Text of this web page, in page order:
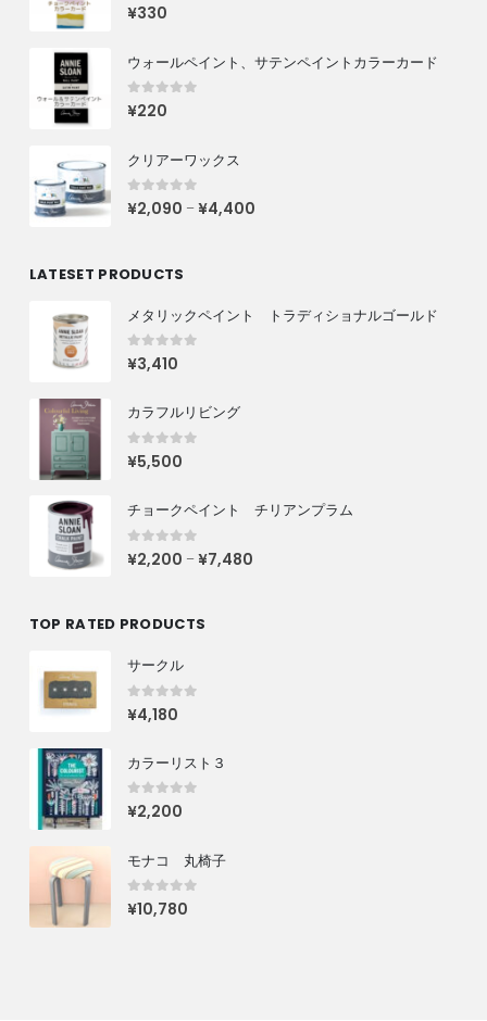
0out of 5
¥330
ウォールペイント、サテンペイントカラーカード
0out of 5
¥220
クリアーワックス
0out of 5
¥2,090 –¥4,400
LATESET PRODUCTS
メタリックペイント トラディショナルゴールド
0out of 5
¥3,410
カラフルリビング
0out of 5
¥5,500
チョークペイント チリアンプラム
0out of 5
¥2,200 –¥7,480
TOP RATED PRODUCTS
サークル
0out of 5
¥4,180
カラーリスト３
0out of 5
¥2,200
モナコ 丸椅子
0out of 5
¥10,780